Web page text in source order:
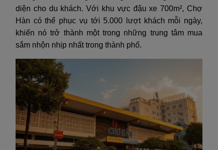
diện cho du khách. Với khu vực đậu xe 700m², Chợ
Hàn có thể phục vụ tới 5.000 lượt khách mỗi ngày,
khiến nó trở thành một trong những trung tâm mua
sắm nhộn nhịp nhất trong thành phố.